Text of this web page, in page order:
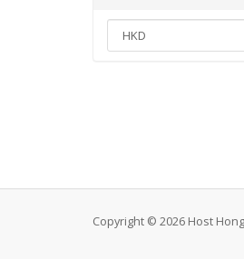
Copyright © 2026 Host